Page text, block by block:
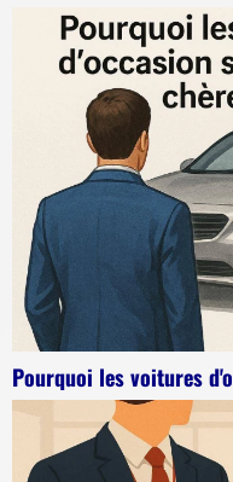
Pourquoi les voitures